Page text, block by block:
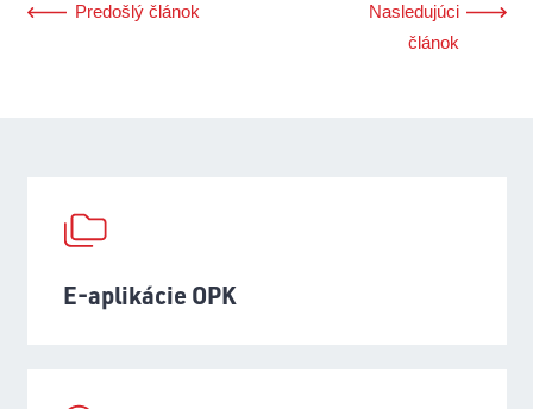
Predošlý článok
Nasledujúci
článok
E-aplikácie OPK